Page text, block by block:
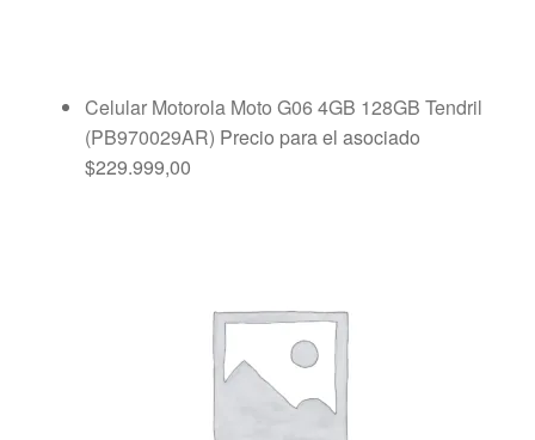
Celular Motorola Moto G06 4GB 128GB Tendril
(PB970029AR) Precio para el asociado
$229.999,00